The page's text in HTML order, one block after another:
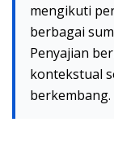
mengikuti
berbagai
Penyajian
kontekstual
berkembang.